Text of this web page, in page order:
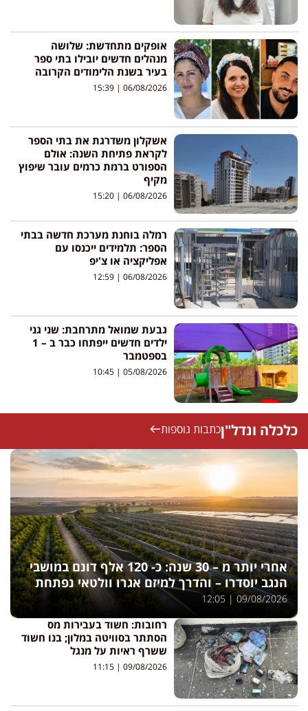
אופקים מתחדשת: שלושה
מנהלים חדשים יובילו בתי ספר
בעיר בשנת הלימודים הקרובה
06/08/2026
אשקלון משדרגת את בתי הספר
לקראת פתיחת השנה: אולם
הספורט ברמת כרמים עובר שיפוץ
מקיף
06/08/2026
רמלה בוחנת מערכת חדשה בבתי
הספר: תלמידים ייכנסו עם
אפליקציה או צ'יפ
06/08/2026
גבעת שמואל מתרחבת: שני גני
ילדים חדשים ייפתחו כבר ב – 1
בספטמבר
05/08/2026
כלכלה ונדל"ןכתבות נוספות
אחרי יותר מ – 30 שנה: כ- 120 אלף דונם במושבי
הנגב יוסדרו – והדרך למיזם אגרו וולטאי נפתחת
09/08/2026
רחובות: חשוד בעבירות מס
הסתתר בסוויטה במלון; בנו חשוד
ששרף ראיות על מנגל
09/08/2026